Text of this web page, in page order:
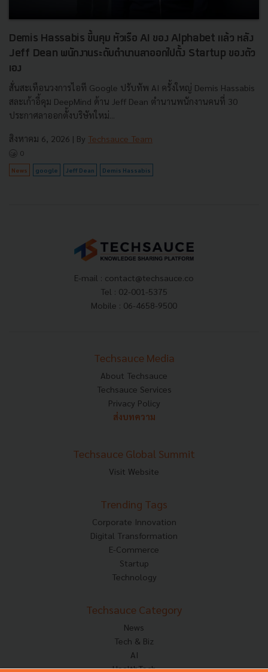
Demis Hassabis ขึ้นคุม หัวเรือ AI ของ Alphabet แล้ว หลัง
Jeff Dean พนักงานระดับตำนานลาออกไปตั้ง Startup ของตัว
เอง
สั่นสะเทือนวงการไอที Google ปรับทัพ AI ครั้งใหญ่ Demis Hassabis
สละเก้าอี้คุม DeepMind ด้าน Jeff Dean ตำนานพนักงานคนที่ 30
ประกาศลาออกตั้งบริษัทใหม่...
สิงหาคม 6, 2026 | By Techsauce Team
0
News google Jeff Dean Demis Hassabis
E-mail : contact@techsauce.co
Tel : 02-001-5375
Mobile : 06-4658-9500
Techsauce Media
About Techsauce
Techsauce Services
Privacy Policy
ส่งบทความ
Techsauce Global Summit
Visit Website
Trending Tags
Corporate Innovation
Digital Transformation
E-Commerce
Startup
Technology
Techsauce Category
News
Tech & Biz
AI
HealthTech